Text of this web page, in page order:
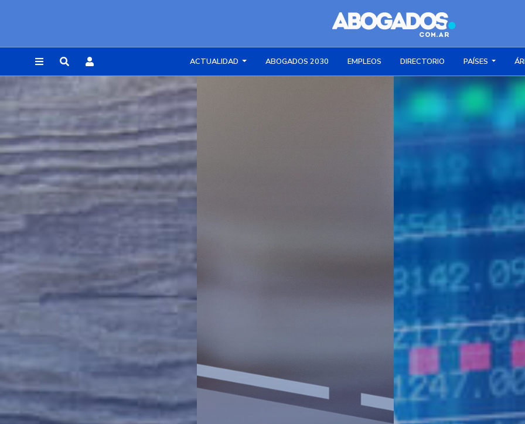
ACTUALIDAD ABOGADOS 2030 EMPLEOS DIRECTORIO PAÍSES
REGISTRARSE